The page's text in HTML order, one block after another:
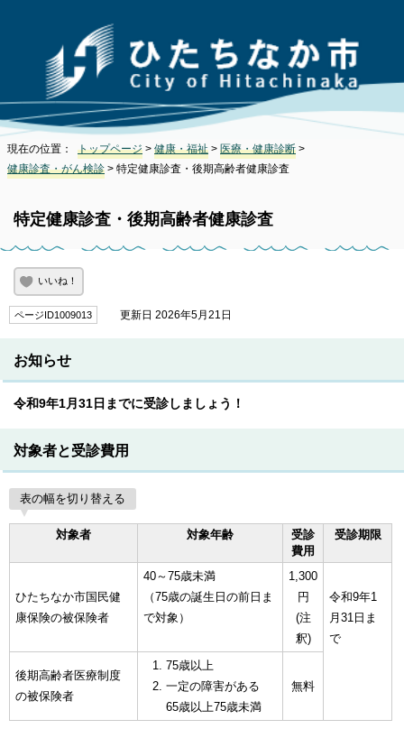
現在の位置： トップページ > 健康・福祉 > 医療・健康診断 >
健康診査・がん検診 > 特定健康診査・後期高齢者健康診査
特定健康診査・後期高齢者健康診査
いいね！
ページID1009013 更新日 2026年5月21日
お知らせ
令和9年1月31日までに受診しましょう！
対象者と受診費用
表の幅を切り替える
対象者 対象年齢
受診
費用
受診期限
ひたちなか市国民健
康保険の被保険者
40～75歳未満
（75歳の誕生日の前日ま
で対象）
1,300
円
(注
釈)
令和9年1
月31日ま
で
後期高齢者医療制度
の被保険者
75歳以上
一定の障害がある
65歳以上75歳未満
無料